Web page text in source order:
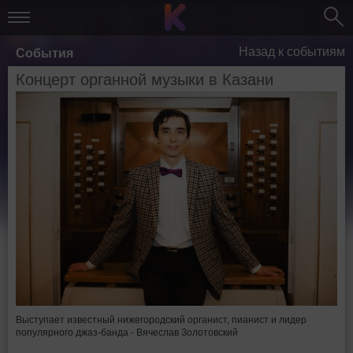
События Назад к событиям
Концерт органной музыки в Казани
Выступает известный нижегородский органист, пианист и лидер
популярного джаз-банда - Вячеслав Золотовский